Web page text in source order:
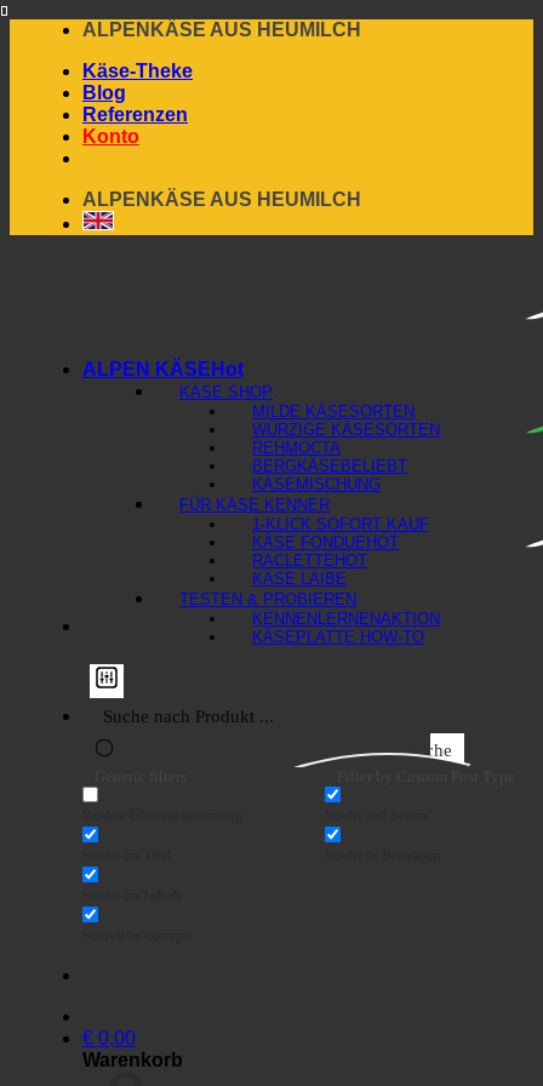
content
ALPENKÄSE AUS HEUMILCH
Käse-Theke
Blog
Referenzen
Konto
ALPENKÄSE AUS HEUMILCH
Suche
€ 0,00
Warenkorb
ALPEN KÄSE
KÄSE SHOP
MILDE KÄSESORTEN
WÜRZIGE KÄSESORTEN
REHMOCTA
BERGKÄSE
KÄSEMISCHUNG
FÜR KÄSE KENNER
1-KLICK SOFORT KAUF
KÄSE FONDUE
RACLETTE
KÄSE LAIBE
TESTEN & PROBIEREN
KENNENLERNEN
KÄSEPLATTE HOW-TO